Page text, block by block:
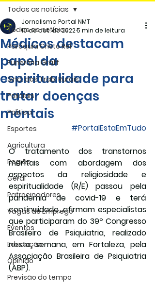
Todas as notícias
Paróquia Cristo Rei
Funerária Gräff
Sind. dos Trab. Rurais
Policiais
Politica
Esportes
Agricultura
Região
Geral
Patrocinadores
Vagas de Emprego
Eventos
Educação
Opinião
Previsão do tempo
Todas as notícias
Médicos destacam
papel da
espiritualidade para
tratar doenças
mentais
Jornalismo Portal NMT
10 de out. de 20225 min de leitura
#PortalEstaEmTudo
O tratamento dos transtornos
mentais com abordagem dos
aspectos da religiosidade e
espiritualidade (R/E) passou pela
pandemia de covid-19 e terá
continuidade, afirmam especialistas
que participaram do 39º Congresso
Brasileiro de Psiquiatria, realizado
nesta semana, em Fortaleza, pela
Associação Brasileira de Psiquiatria
(ABP).